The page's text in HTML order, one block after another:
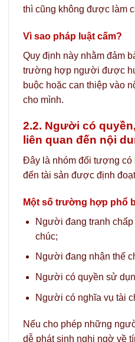
thì cũng không được làm
Vì sao pháp luật cấm?
Quy định này nhằm đảm
trường hợp người được
buộc hoặc can thiệp vào
cho mình.
2.2. Người có
liên quan đến nội
Đây là nhóm đối tượng
đến tài sản được định
Một số trường hợp phổ
Người đang tranh
chúc;
Người đang nhận thế
Người có quyền sử
Người có nghĩa vụ tài
Nếu cho phép những
dễ phát sinh nghi ngờ về